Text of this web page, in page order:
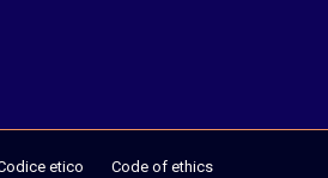
etico Code of ethics